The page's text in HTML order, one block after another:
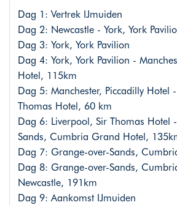
Dag 1: Vertrek IJmuiden
Dag 2: Newcastle - York, York
Dag 3: York, York Pavilion
Dag 4: York, York Pavilion -
Hotel, 115km
Dag 5: Manchester, Piccadilly Hotel
Thomas Hotel, 60 km
Dag 6: Liverpool, Sir Thomas Hotel
Sands, Cumbria Grand Hotel,
Dag 7: Grange-over-Sands,
Dag 8: Grange-over-Sands,
Newcastle, 191km
Dag 9: Aankomst IJmuiden